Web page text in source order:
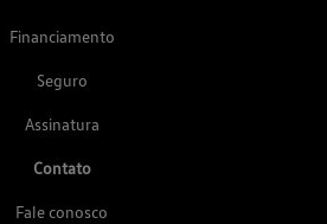
Financiamento
Seguro
Assinatura
Contato
Fale conosco